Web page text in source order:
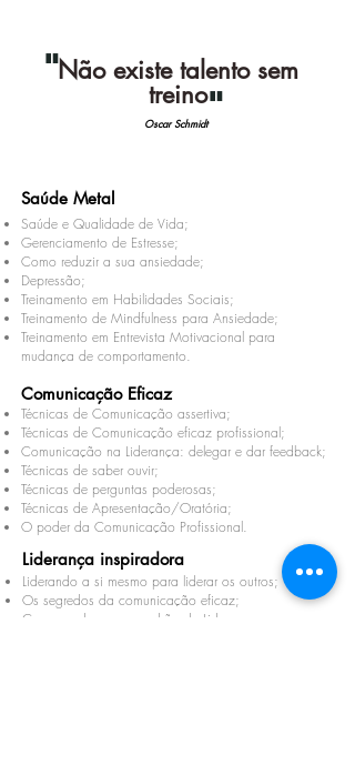
Não existe talento sem
treino
"
Oscar Schmidt"
Saúde Metal
Saúde e Qualidade de Vida;
Gerenciamento de Estresse;
Como reduzir a sua ansiedade;
Depressão;
Treinamento em Habilidades Sociais;
Treinamento de Mindfulness para Ansiedade;
Treinamento em Entrevista Motivacional para
mudança de comportamento.
Comunicação Eficaz
Técnicas de Comunicação assertiva;
Técnicas de Comunicação eficaz profissional;
Comunicação na Liderança: delegar e dar feedback;
Técnicas de saber ouvir;
Técnicas de perguntas poderosas;
Técnicas de Apresentação/Oratória;
O poder da Comunicação Profissional.
Liderança inspiradora
Liderando a si mesmo para liderar os outros;
Os segredos da comunicação eficaz;
Como mudar o seu padrão de Liderança;